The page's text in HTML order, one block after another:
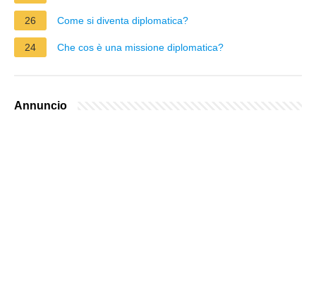
26 Come si diventa diplomatica?
24 Che cos è una missione diplomatica?
Annuncio